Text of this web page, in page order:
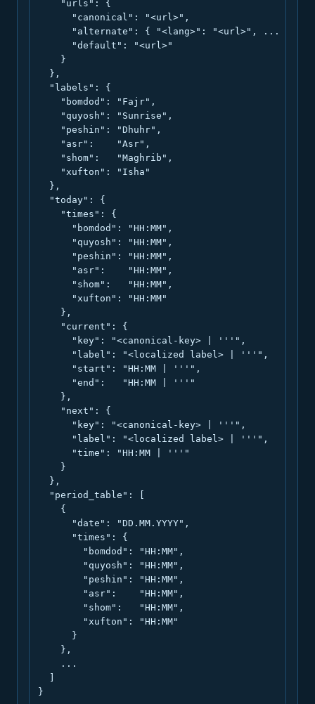
    "urls": {
      "canonical": "<url>",
      "alternate": { "<lang>": "<url>", ... },
      "default": "<url>"
    }
  },
  "labels": {
    "bomdod": "Fajr",
    "quyosh": "Sunrise",
    "peshin": "Dhuhr",
    "asr":    "Asr",
    "shom":   "Maghrib",
    "xufton": "Isha"
  },
  "today": {
    "times": {
      "bomdod": "HH:MM",
      "quyosh": "HH:MM",
      "peshin": "HH:MM",
      "asr":    "HH:MM",
      "shom":   "HH:MM",
      "xufton": "HH:MM"
    },
    "current": {
      "key": "<canonical-key> | '''",
      "label": "<localized label> | '''",
      "start": "HH:MM | '''",
      "end":   "HH:MM | '''"
    },
    "next": {
      "key": "<canonical-key> | '''",
      "label": "<localized label> | '''",
      "time": "HH:MM | '''"
    }
  },
  "period_table": [
    {
      "date": "DD.MM.YYYY",
      "times": {
        "bomdod": "HH:MM",
        "quyosh": "HH:MM",
        "peshin": "HH:MM",
        "asr":    "HH:MM",
        "shom":   "HH:MM",
        "xufton": "HH:MM"
      }
    },
    ...
}